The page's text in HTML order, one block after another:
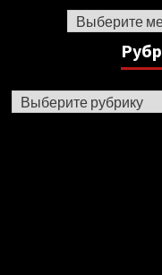
Архив
Рубрики